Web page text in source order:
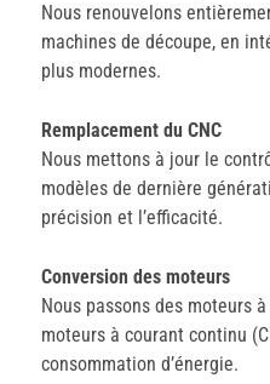
Nous renouvelons
machines de découpe, en
plus modernes.
Remplacement du CNC
Nous mettons à jour le
modèles de dernière
précision et l’efficacité.
Conversion des moteurs
Nous passons des moteurs
moteurs à courant continu
consommation d’énergie.